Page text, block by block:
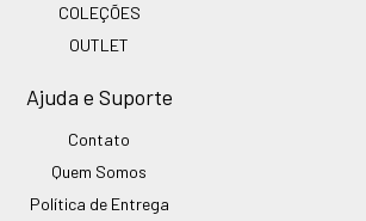
COLEÇÕES
OUTLET
Ajuda e Suporte
Contato
Quem Somos
Política de Entrega